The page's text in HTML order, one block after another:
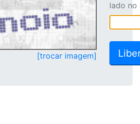
[trocar imagem]
lado no